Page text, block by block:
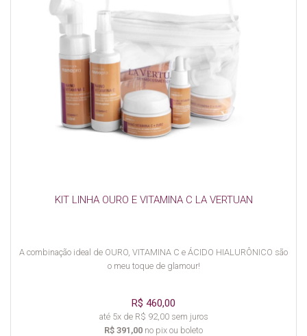
KIT LINHA OURO E VITAMINA C LA VERTUAN
A combinação ideal de OURO, VITAMINA C e ÁCIDO HIALURÔNICO são
o meu toque de glamour!
R$ 460,00
até 5x de R$ 92,00 sem juros
R$ 391,00 no pix ou boleto